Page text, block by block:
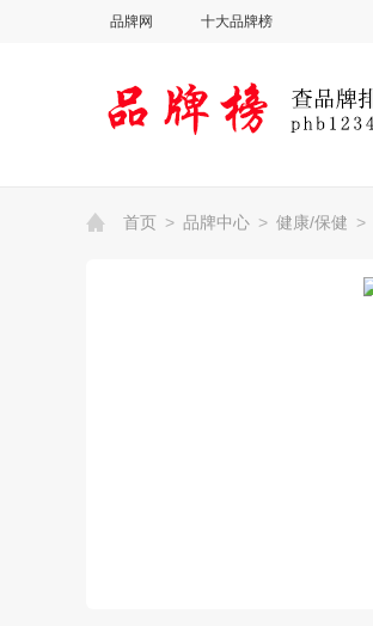
品牌网 十大品牌榜
首页 > 品牌中心 > 健康/保健 >